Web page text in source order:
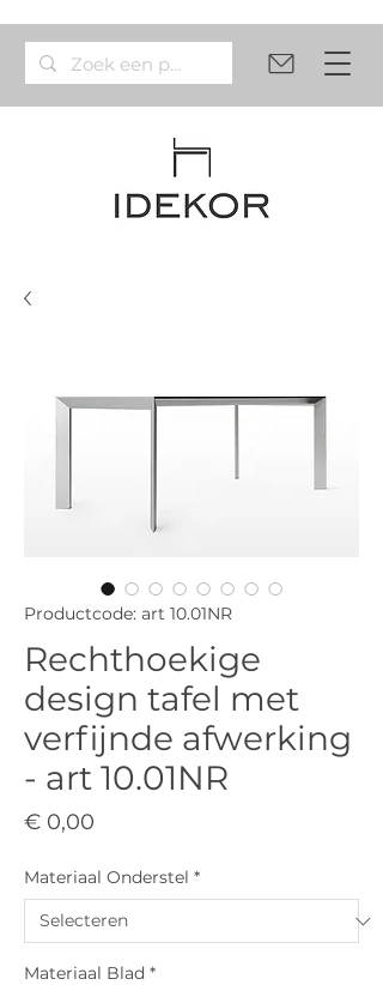
Productcode: art 10.01NR
Rechthoekige
design tafel met
verfijnde afwerking
- art 10.01NR
€ 0,00
Materiaal Onderstel *
Materiaal Blad *